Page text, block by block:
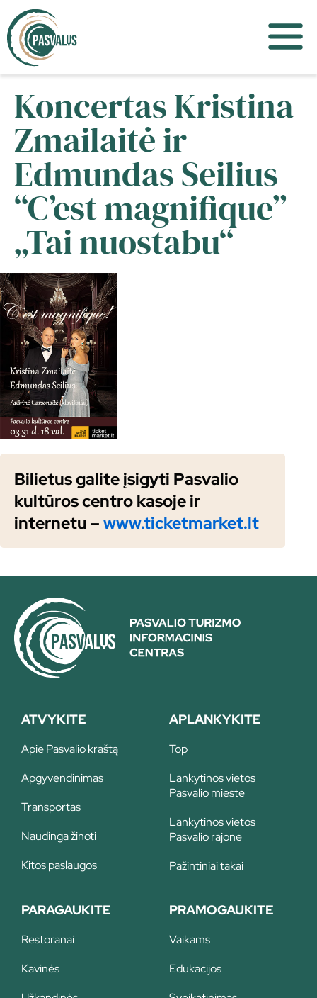
Koncertas Kristina
Zmailaitė ir
Edmundas Seilius
“C’est magnifique”-
„Tai nuostabu“
Bilietus galite įsigyti Pasvalio
kultūros centro kasoje ir
internetu –www.ticketmarket.lt
ATVYKITE
Apie Pasvalio kraštą
Apgyvendinimas
Transportas
Naudinga žinoti
Kitos paslaugos
APLANKYKITE
Top
Lankytinos vietos
Pasvalio mieste
Lankytinos vietos
Pasvalio rajone
Pažintiniai takai
PARAGAUKITE
Restoranai
Kavinės
PRAMOGAUKITE
Vaikams
Edukacijos